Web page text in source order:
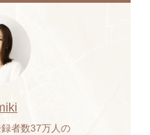
者数37万人の